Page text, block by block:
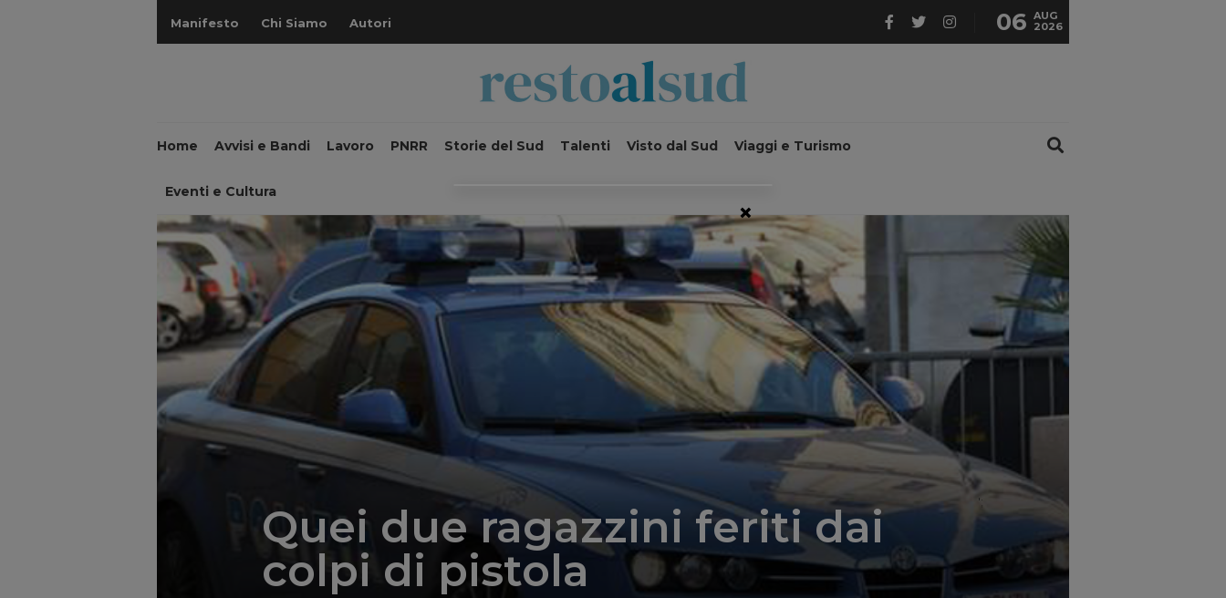
Manifesto Chi Siamo Autori 06 AUG
2026
Home Avvisi e Bandi Lavoro PNRR Storie del Sud Talenti Visto dal Sud Viaggi e Turismo
Eventi e Cultura
';
Quei due ragazzini feriti dai
colpi di pistola
×